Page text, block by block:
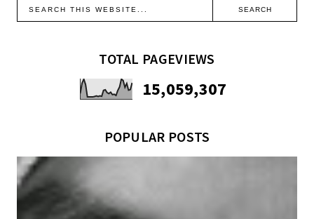
TOTAL PAGEVIEWS
15,059,307
POPULAR POSTS